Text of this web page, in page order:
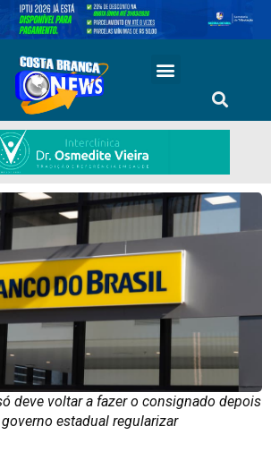
deve voltar a fazer o consignado depois
estadual regularizar